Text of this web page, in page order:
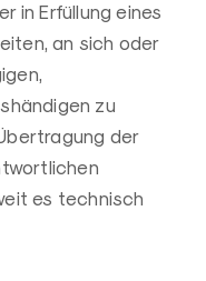
in Erfüllung eines
an sich oder
zu
der
es technisch